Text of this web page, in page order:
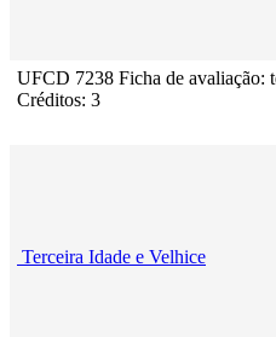
UFCD 7238 Ficha de avaliação:
Créditos: 3
Terceira Idade e Velhice